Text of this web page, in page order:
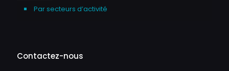
Par secteurs d’activité
Contactez-nous